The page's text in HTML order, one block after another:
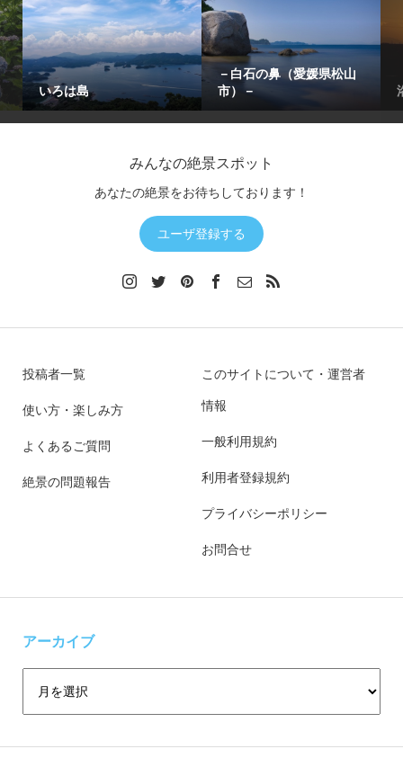
いろは島
－白石の鼻（愛媛県松山
市）－
みんなの絶景スポット
あなたの絶景をお待ちしております！
ユーザ登録する
投稿者一覧
使い方・楽しみ方
よくあるご質問
絶景の問題報告
このサイトについて・運営者
情報
一般利用規約
利用者登録規約
プライバシーポリシー
お問合せ
アーカイブ